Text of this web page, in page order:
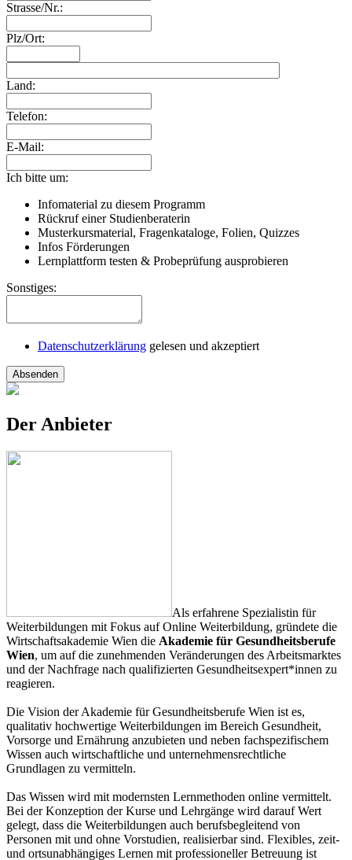
Strasse/Nr.:
Plz/Ort:
Land:
Telefon:
E-Mail:
Ich bitte um:
Infomaterial zu diesem Programm
Rückruf einer Studienberaterin
Musterkursmaterial, Fragenkataloge, Folien, Quizzes
Infos Förderungen
Lernplattform testen & Probeprüfung ausprobieren
Sonstiges:
Datenschutzerklärung gelesen und akzeptiert
Absenden
Der Anbieter
Als erfahrene Spezialistin für
Weiterbildungen mit Fokus auf Online Weiterbildung, gründete die
Wirtschaftsakademie Wien die Akademie für Gesundheitsberufe
Wien, um auf die zunehmenden Veränderungen des Arbeitsmarktes
und der Nachfrage nach qualifizierten Gesundheitsexpert*innen zu
reagieren.
Die Vision der Akademie für Gesundheitsberufe Wien ist es,
qualitativ hochwertige Weiterbildungen im Bereich Gesundheit,
Vorsorge und Ernährung anzubieten und neben fachspezifischem
Wissen auch wirtschaftliche und unternehmensrechtliche
Grundlagen zu vermitteln.
Das Wissen wird mit modernsten Lernmethoden online vermittelt.
Bei der Konzeption der Kurse und Lehrgänge wird darauf Wert
gelegt, dass die Weiterbildungen auch berufsbegleitend von
Personen mit und ohne Vorstudien, realisierbar sind. Flexibles, zeit-
und ortsunabhängiges Lernen mit professioneller Betreuung ist